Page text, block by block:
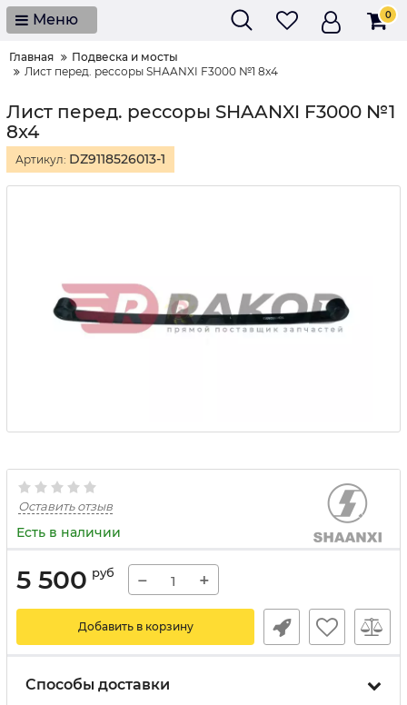
Меню 0
Главная
Подвеска и мосты
Лист перед. рессоры SHAANXI F3000 №1 8x4
Лист перед. рессоры SHAANXI F3000 №1
8x4
Артикул: DZ9118526013-1
Оставить отзыв
Есть в наличии
5 500 руб − +
Добавить в корзину
Способы доставки